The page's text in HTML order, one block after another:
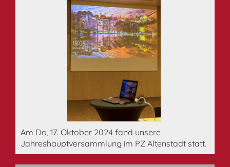
Am Do, 17. Oktober 2024 fand unsere
Jahreshauptversammlung im PZ Altenstadt statt.